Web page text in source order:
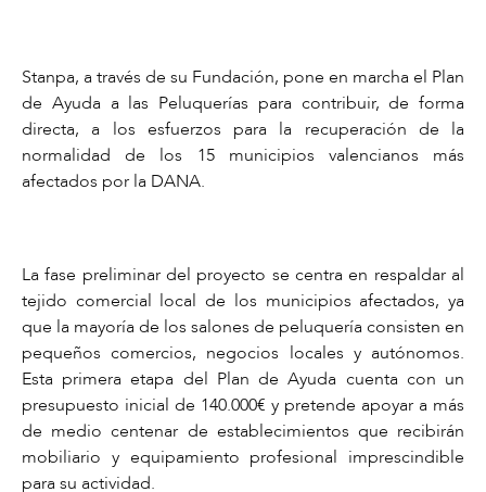
Stanpa, a través de su Fundación, pone en marcha el Plan
de Ayuda a las Peluquerías para contribuir, de forma
directa, a los esfuerzos para la recuperación de la
normalidad de los 15 municipios valencianos más
afectados por la DANA.
La fase preliminar del proyecto se centra en respaldar al
tejido comercial local de los municipios afectados, ya
que la mayoría de los salones de peluquería consisten en
pequeños comercios, negocios locales y autónomos.
Esta primera etapa del Plan de Ayuda cuenta con un
presupuesto inicial de 140.000€ y pretende apoyar a más
de medio centenar de establecimientos que recibirán
mobiliario y equipamiento profesional imprescindible
para su actividad.